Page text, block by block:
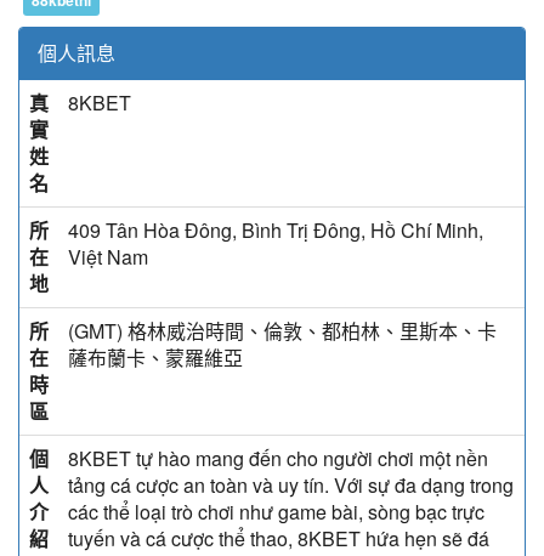
個人訊息
真
實
姓
名
8KBET
所
在
地
409 Tân Hòa Đông, Bình Trị Đông, Hồ Chí Minh,
Việt Nam
所
在
時
區
(GMT) 格林威治時間、倫敦、都柏林、里斯本、卡
薩布蘭卡、蒙羅維亞
個
人
介
紹
8KBET tự hào mang đến cho người chơi một nền
tảng cá cược an toàn và uy tín. Với sự đa dạng trong
các thể loại trò chơi như game bài, sòng bạc trực
tuyến và cá cược thể thao, 8KBET hứa hẹn sẽ đá